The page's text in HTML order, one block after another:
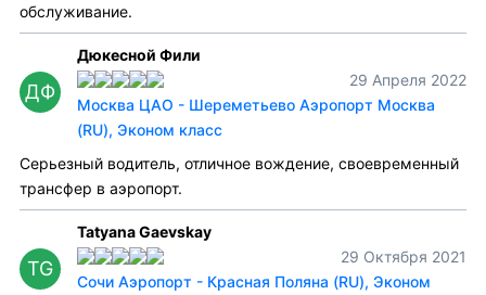
обслуживание.
ДФ
Дюкесной Фили
29 Апреля 2022
Москва ЦАО - Шереметьево Аэропорт Москва
(RU), Эконом класс
Серьезный водитель, отличное вождение, своевременный
трансфер в аэропорт.
TG
Tatyana Gaevskay
29 Октября 2021
Сочи Аэропорт - Красная Поляна (RU), Эконом